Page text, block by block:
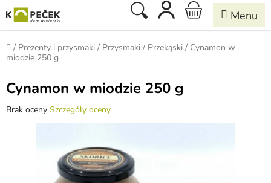
do
treści
Szukaj KOSZYK
Home
/ Prezenty i przysmaki / Przysmaki / Przekąski / Cynamon w
miodzie 250 g
Cynamon w miodzie 250 g
Średnia
Brak oceny Szczegóły oceny